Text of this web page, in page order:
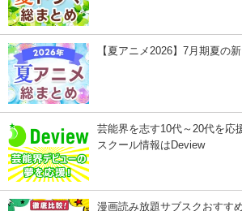
【夏アニメ2026】7月期夏の
芸能界を志す10代～20代を応
スクール情報はDeview
漫画読み放題サブスクおすす